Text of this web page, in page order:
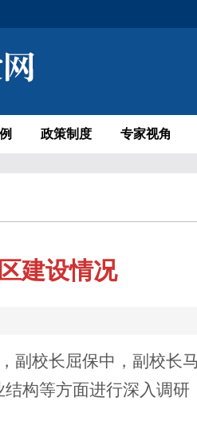
政策制度 专家视角
建设情况
副校长屈保中，副校长
构等方面进行深入调研